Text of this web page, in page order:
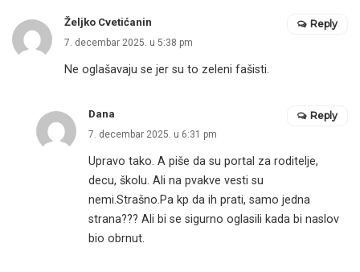
Željko Cvetićanin
7. decembar 2025. u 5:38 pm
Ne oglašavaju se jer su to zeleni fašisti.
Reply
Dana
7. decembar 2025. u 6:31 pm
Upravo tako. A piše da su portal za roditelje,
decu, školu. Ali na pvakve vesti su
nemi.Strašno.Pa kp da ih prati, samo jedna
strana??? Ali bi se sigurno oglasili kada bi naslov
bio obrnut.
Reply